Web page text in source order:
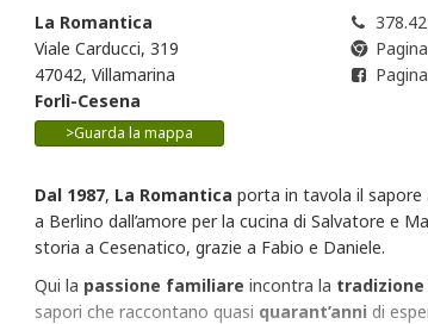
La Romantica
Viale Carducci, 319
47042, Villamarina
Forlì-Cesena
>Guarda la mappa
Dal 1987, La Romantica porta in tavola il sapore
a Berlino dall’amore per la cucina di Salvatore e
storia a Cesenatico, grazie a Fabio e Daniele.
Qui la passione familiare incontra la
sapori che raccontano quasi quarant’anni di